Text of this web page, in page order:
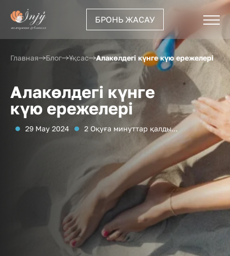
БРОНЬ ЖАСАУ
Главная Блог Ұқсас Алакөлдегі күнге күю ережелері
Алакөлдегі күнге
күю ережелері
29 May 2024 2 Оқуға минуттар қалды...